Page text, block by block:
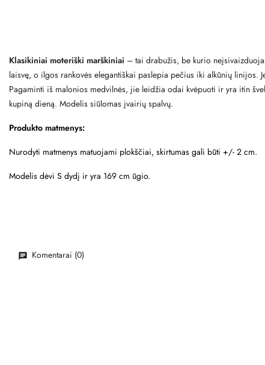
Klasikiniai moteriški marškiniai – tai drabužis, be kurio
laisvę, o ilgos rankovės elegantiškai paslepia pečius iki alkūnių linijos.
Pagaminti iš malonios medvilnės, jie leidžia odai kvėpuoti ir yra itin
kupiną dieną. Modelis siūlomas įvairių spalvų.
Produkto matmenys:
Nurodyti matmenys matuojami plokščiai, skirtumas gali būti +/- 2 cm.
Modelis dėvi S dydį ir yra 169 cm ūgio.
Komentarai (0)